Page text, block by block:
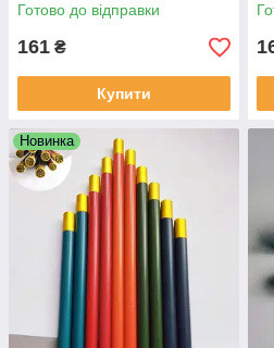
Готово до відправки
161 ₴
Купити
Новинка